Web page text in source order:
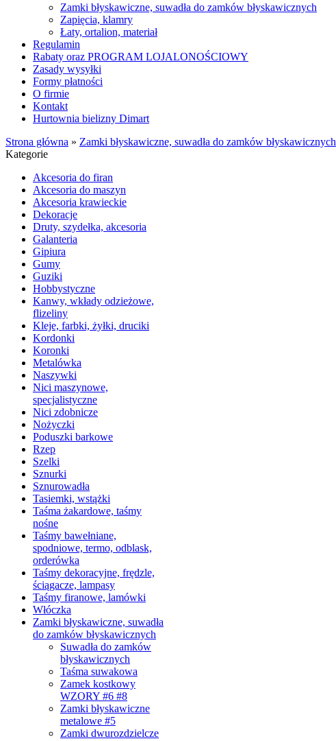
Zamki błyskawiczne, suwadła do zamków błyskawicznych
Zapięcia, klamry
Łaty, ortalion, materiał
Regulamin
Rabaty oraz PROGRAM LOJALONOŚCIOWY
Zasady wysyłki
Formy płatności
O firmie
Kontakt
Hurtownia bielizny Dimart
Strona główna » Zamki błyskawiczne, suwadła do zamków błyskawicznych
Kategorie
Akcesoria do firan
Akcesoria do maszyn
Akcesoria krawieckie
Dekoracje
Druty, szydełka, akcesoria
Galanteria
Gipiura
Gumy
Guziki
Hobbystyczne
Kanwy, wkłady odzieżowe,
flizeliny
Kleje, farbki, żyłki, druciki
Kordonki
Koronki
Metalówka
Naszywki
Nici maszynowe,
specjalistyczne
Nici zdobnicze
Nożyczki
Poduszki barkowe
Rzep
Szelki
Sznurki
Sznurowadła
Tasiemki, wstążki
Taśma żakardowe, taśmy
nośne
Taśmy bawełniane,
spodniowe, termo, odblask,
orderówka
Taśmy dekoracyjne, frędzle,
ściągacze, lampasy
Taśmy firanowe, lamówki
Włóczka
Zamki błyskawiczne, suwadła
do zamków błyskawicznych
Suwadła do zamków
błyskawicznych
Taśma suwakowa
Zamek kostkowy
WZORY #6 #8
Zamki błyskawiczne
metalowe #5
Zamki dwurozdzielcze